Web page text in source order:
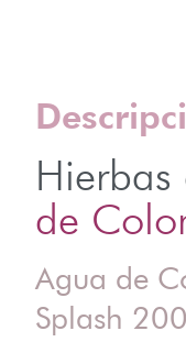
de
Agua de
Splash